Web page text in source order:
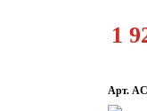
1
Арт.